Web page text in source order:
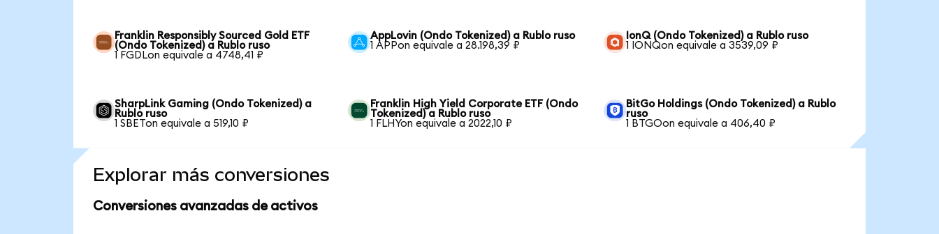
Franklin Responsibly Sourced Gold ETF
(Ondo Tokenized) a Rublo ruso
1 FGDLon equivale a 4748,41 ₽
AppLovin (Ondo Tokenized) a Rublo ruso
1 APPon equivale a 28.198,39 ₽
IonQ (Ondo Tokenized) a Rublo ruso
1 IONQon equivale a 3539,09 ₽
SharpLink Gaming (Ondo Tokenized) a
Rublo ruso
1 SBETon equivale a 519,10 ₽
Franklin High Yield Corporate ETF (Ondo
Tokenized) a Rublo ruso
1 FLHYon equivale a 2022,10 ₽
BitGo Holdings (Ondo Tokenized) a Rublo
ruso
1 BTGOon equivale a 406,40 ₽
Explorar más conversiones
Conversiones avanzadas de activos